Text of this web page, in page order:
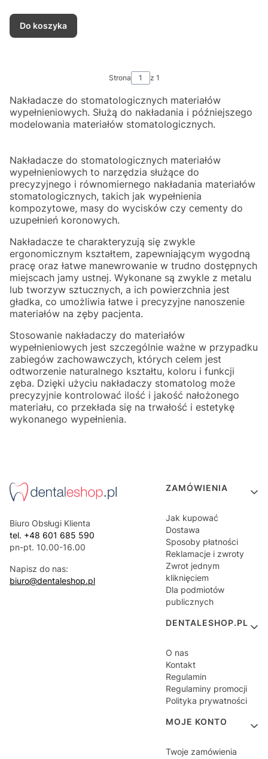
Do koszyka
Strona z 1
Nakładacze do stomatologicznych materiałów
wypełnieniowych. Służą do nakładania i późniejszego
modelowania materiałów stomatologicznych.
Nakładacze do stomatologicznych materiałów
wypełnieniowych to narzędzia służące do
precyzyjnego i równomiernego nakładania materiałów
stomatologicznych, takich jak wypełnienia
kompozytowe, masy do wycisków czy cementy do
uzupełnień koronowych.
Nakładacze te charakteryzują się zwykle
ergonomicznym kształtem, zapewniającym wygodną
pracę oraz łatwe manewrowanie w trudno dostępnych
miejscach jamy ustnej. Wykonane są zwykle z metalu
lub tworzyw sztucznych, a ich powierzchnia jest
gładka, co umożliwia łatwe i precyzyjne nanoszenie
materiałów na zęby pacjenta.
Stosowanie nakładaczy do materiałów
wypełnieniowych jest szczególnie ważne w przypadku
zabiegów zachowawczych, których celem jest
odtworzenie naturalnego kształtu, koloru i funkcji
zęba. Dzięki użyciu nakładaczy stomatolog może
precyzyjnie kontrolować ilość i jakość nałożonego
materiału, co przekłada się na trwałość i estetykę
wykonanego wypełnienia.
Biuro Obsługi Klienta
tel. +48 601 685 590
pn-pt. 10.00-16.00
Napisz do nas:
biuro@dentaleshop.pl
Linki w stopce
ZAMÓWIENIA
Jak kupować
Dostawa
Sposoby płatności
Reklamacje i zwroty
Zwrot jednym
kliknięciem
Dla podmiotów
publicznych
DENTALESHOP.PL
O nas
Kontakt
Regulamin
Regulaminy promocji
Polityka prywatności
MOJE KONTO
Twoje zamówienia